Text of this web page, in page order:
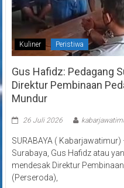
Kuliner Peristiwa
Gus Hafidz: Pedagang
Direktur Pembinaan
Mundur
26 Juli 2026
SURABAYA (
Surabaya, Gus Hafidz atau
mendesak Direktur
(Perseroda),